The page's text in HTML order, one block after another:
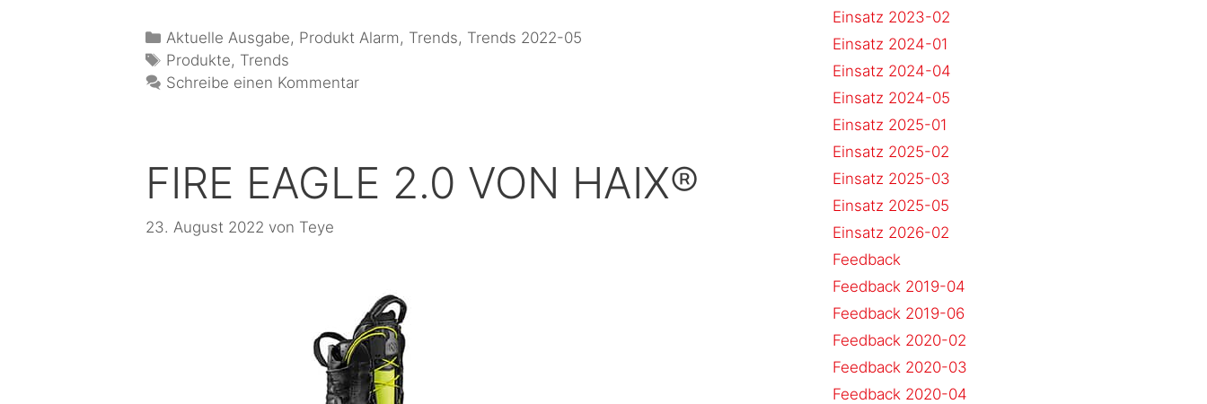
Aktuelle Ausgabe, Produkt Alarm, Trends, Trends 2022-05
Produkte, Trends
Schreibe einen Kommentar
FIRE EAGLE 2.0 VON HAIX®
23. August 2022 von Teye
Einsatz 2023-02
Einsatz 2024-01
Einsatz 2024-04
Einsatz 2024-05
Einsatz 2025-01
Einsatz 2025-02
Einsatz 2025-03
Einsatz 2025-05
Einsatz 2026-02
Feedback
Feedback 2019-04
Feedback 2019-06
Feedback 2020-02
Feedback 2020-03
Feedback 2020-04